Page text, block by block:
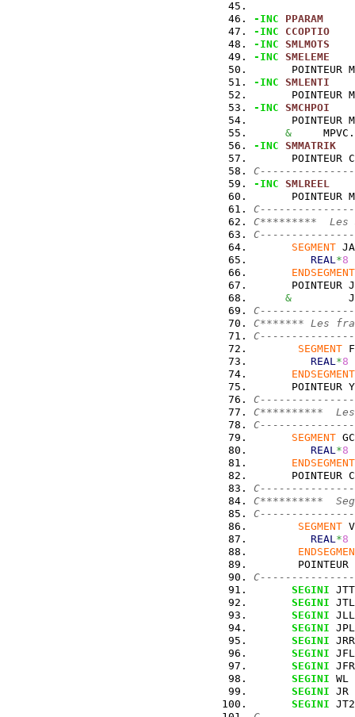
-INC
PPARAM
-INC
CCOPTIO
-INC SMLMOTS
-INC SMELEME
POINTEUR
-INC SMLENTI
POINTEUR
-INC SMCHPOI
POINTEUR
&
     MPVC.
-INC SMMATRIK
POINTEUR
-INC SMLREEL
POINTEUR
C*********
SEGMENT
REAL *8
ENDSEGMENT
POINTEUR
&
C******* Les
SEGMENT
REAL *8
ENDSEGMENT
POINTEUR
C**********
SEGMENT
REAL *8
ENDSEGMENT
POINTEUR
C**********
SEGMENT
REAL *8
POINTEUR
SEGINI JTT
SEGINI JTL
SEGINI JLL
SEGINI JPL
SEGINI JRR
SEGINI JFL
SEGINI JFR
SEGINI WL
SEGINI JR
SEGINI JT2